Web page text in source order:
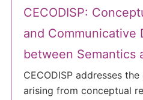
CECODISP:
and Communicative
between Semantics
CECODISP addresses
arising from conceptual